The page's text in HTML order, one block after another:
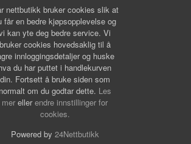
nettbutikk bruker cookies slik at
får en bedre kjøpsopplevelse og
kan yte deg bedre service. Vi
bruker cookies hovedsaklig til å
innloggingsdetaljer og huske
du har puttet i handlekurven
din. Fortsett å bruke siden som
normalt om du godtar dette. Les
mer ellerendre innstillinger for
cookies.
Powered by 24Nettbutikk